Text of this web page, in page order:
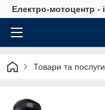
Електро-мотоцентр -
Товари та послуги